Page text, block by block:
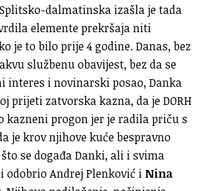
dalmatinska izašla je tada
elemente prekršaja niti
je to bilo prije 4 godine. Danas, bez
službenu obavijest, bez da se
interes i novinarski posao, Danka
prijeti zatvorska kazna, da je DORH
kazneni progon jer je radila priču s
je krov njihove kuće bespravno
se događa Danki, ali i svima
odobrio Andrej Plenković i Nina